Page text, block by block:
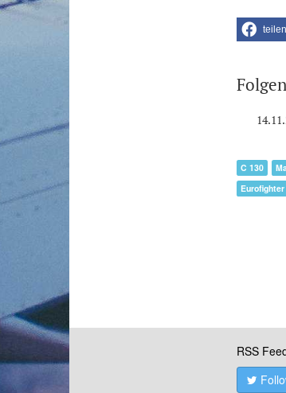
teilen
C 130
Eurofighter
RSS